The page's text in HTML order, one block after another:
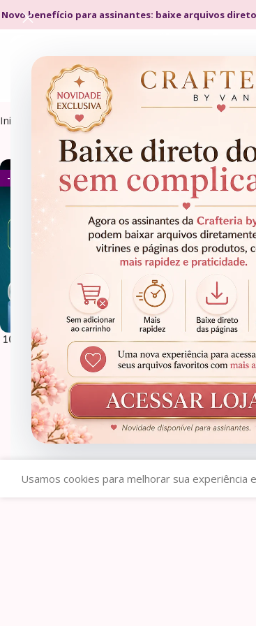
Novo benefício para assinantes: baixe arquivos
Início Produtos marcados com a tag “pai time”
CANECAS
- 67%
10 mil artes p/ Canecas – Iniciante
R$ 29,99 R$9,99
CANECAS
- 67%
Artes
R$
Usamos cookies para melhorar sua